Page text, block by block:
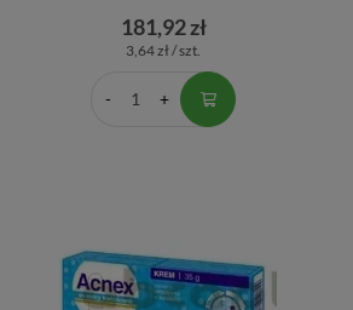
181,92 zł
3,64 zł / szt.